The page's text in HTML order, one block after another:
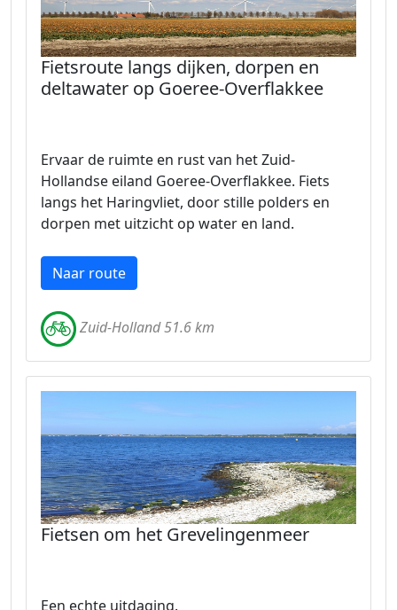
Fietsroute langs dijken, dorpen en
deltawater op Goeree-Overflakkee
Ervaar de ruimte en rust van het Zuid-
Hollandse eiland Goeree-Overflakkee. Fiets
langs het Haringvliet, door stille polders en
dorpen met uitzicht op water en land.
Naar route
Zuid-Holland 51.6 km
Fietsen om het Grevelingenmeer
Een echte uitdaging.